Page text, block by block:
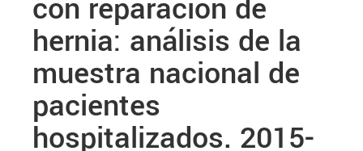
con reparación de
hernia: análisis de la
muestra nacional de
pacientes
hospitalizados. 2015-